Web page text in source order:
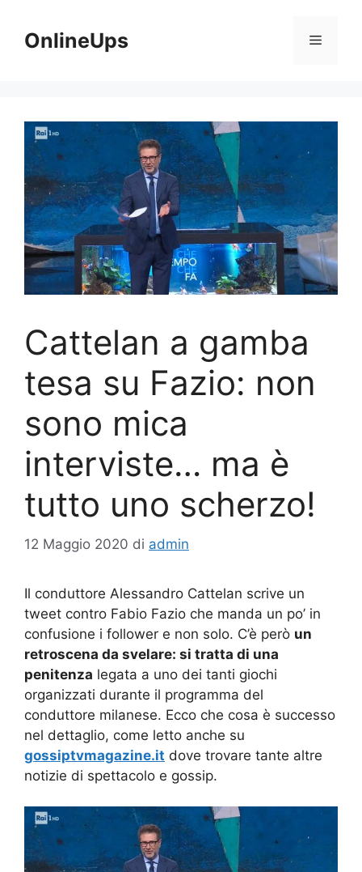
contenuto
OnlineUps Menu
Cattelan a gamba
tesa su Fazio: non
sono mica
interviste… ma è
tutto uno scherzo!
12 Maggio 2020 di admin
Il conduttore Alessandro Cattelan scrive un
tweet contro Fabio Fazio che manda un po’ in
confusione i follower e non solo. C’è però un
retroscena da svelare: si tratta di una
penitenza legata a uno dei tanti giochi
organizzati durante il programma del
conduttore milanese. Ecco che cosa è successo
nel dettaglio, come letto anche su
gossiptvmagazine.it dove trovare tante altre
notizie di spettacolo e gossip.